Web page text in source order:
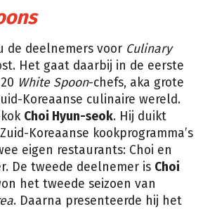
de deelnemers voor Culinary
Het gaat daarbij in de eerste
White Spoon-chefs, aka grote
Koreaanse culinaire wereld.
Choi Hyun-seok. Hij duikt
Koreaanse kookprogramma’s
eigen restaurants: Choi en
De tweede deelnemer is Choi
het tweede seizoen van
. Daarna presenteerde hij het